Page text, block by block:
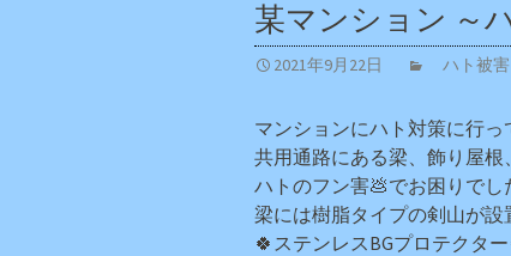
某マンション ～
2021年9月22日 ハト被
マンションにハト対策に行っ
共用通路にある梁、飾り屋
ハトのフン害💩でお困りでし
梁には樹脂タイプの剣山が
🍀ステンレスBGプロテクタ